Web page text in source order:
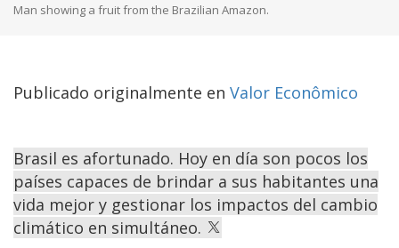
Man showing a fruit from the Brazilian Amazon.
Publicado originalmente en Valor Econômico
Brasil es afortunado. Hoy en día son pocos los
países capaces de brindar a sus habitantes una
vida mejor y gestionar los impactos del cambio
climático en simultáneo.